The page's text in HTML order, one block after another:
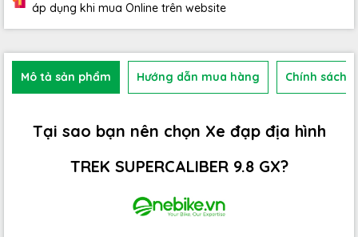
áp dụng khi mua Online trên website
Mô tả sản phẩm Hướng dẫn mua hàng Chính sách
Tại sao bạn nên chọn Xe đạp địa hình
TREK SUPERCALIBER 9.8 GX?